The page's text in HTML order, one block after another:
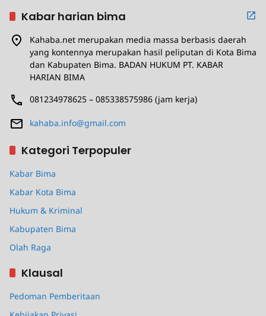
Kabar harian bima
Kahaba.net merupakan media massa berbasis daerah
yang kontennya merupakan hasil peliputan di Kota Bima
dan Kabupaten Bima. BADAN HUKUM PT. KABAR
HARIAN BIMA
081234978625 – 085338575986 (jam kerja)
kahaba.info@gmail.com
Kategori Terpopuler
Kabar Bima
Kabar Kota Bima
Hukum & Kriminal
Kabupaten Bima
Olah Raga
Klausal
Pedoman Pemberitaan